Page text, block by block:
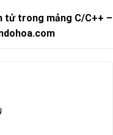
tử trong mảng C/C++ –